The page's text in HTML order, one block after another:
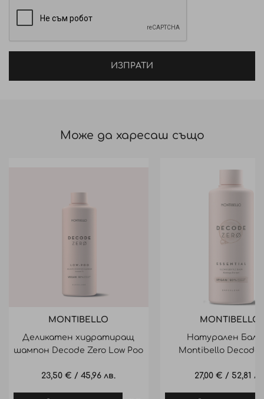
ИЗПРАТИ
Може да харесаш също
MONTIBELLO
Деликатен хидратиращ
шампон Decode Zero Low Poo
23,50 € /45,96 лв.
MONTIBELLO
Натурален
Montibello Decode
27,00 € / 52,81